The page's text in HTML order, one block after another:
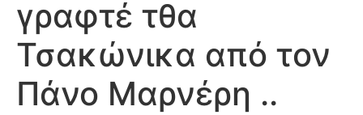
γραφτέ τθα
Τσακώνικα από τον
Πάνο Μαρνέρη ..